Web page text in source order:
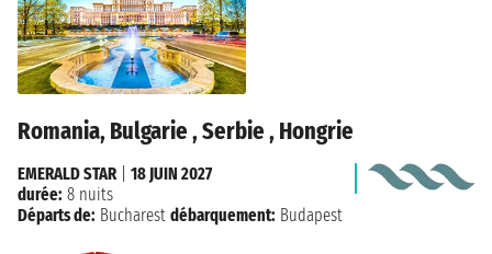
Romania, Bulgarie , Serbie , Hongrie
EMERALD STAR| 18 JUIN 2027
durée: 8 nuits
Départs de: Bucharest débarquement: Budapest